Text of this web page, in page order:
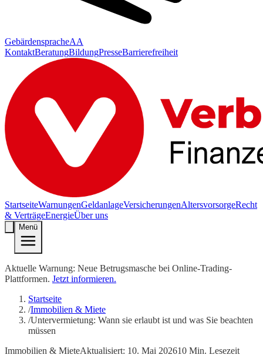
GebärdenspracheAA
KontaktBeratungBildungPresseBarrierefreiheit
StartseiteWarnungenGeldanlageVersicherungenAltersvorsorgeRecht
& VerträgeEnergieÜber uns
Menü
Aktuelle Warnung: Neue Betrugsmasche bei Online-Trading-
Plattformen. Jetzt informieren.
Startseite
/Immobilien & Miete
/Untervermietung: Wann sie erlaubt ist und was Sie beachten
müssen
Immobilien & MieteAktualisiert: 10. Mai 202610 Min. Lesezeit